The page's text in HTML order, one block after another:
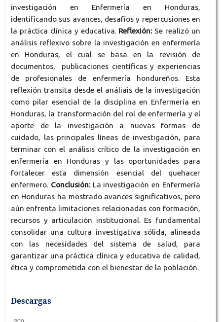
investigación en Enfermería en Honduras,
identificando sus avances, desafíos y repercusiones en
la práctica clínica y educativa. Reflexión: Se realizó un
análisis reflexivo sobre la investigación en enfermería
en Honduras, el cual se basa en la revisión de
documentos, publicaciones científicas y experiencias
de profesionales de enfermería hondureños. Esta
reflexión transita desde el análiais de la investigación
como pilar esencial de la disciplina en Enfermería en
Honduras, la transformación del rol de enfermería y el
aporte de la investigación a nuevas formas de
cuidado, las principales líneas de investigación, para
terminar con el análisis crítico de la investigación en
enfermería en Honduras y las oportunidades para
fortalecer esta dimensión esencial del quehacer
enfermero. Conclusión:La investigación en Enfermería
en Honduras ha mostrado avances significativos, pero
aún enfrenta limitaciones relacionadas con formación,
recursos y articulación institucional. Es fundamental
consolidar una cultura investigativa sólida, alineada
con las necesidades del sistema de salud, para
garantizar una práctica clínica y educativa de calidad,
ética y comprometida con el bienestar de la población.
Descargas